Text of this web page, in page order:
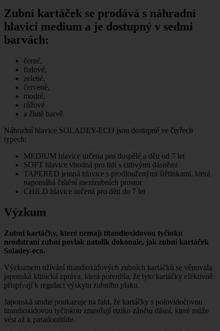
Zubní kartáček se prodává s náhradní
hlavicí medium a je dostupný v sedmi
barvách:
černé,
fialové,
zelené,
červené,
modré,
růžové
a žluté barvě.
Náhradní hlavice SOLADEY-ECO jsou dostupné ve čtyřech
typech:
MEDIUM hlavice určena pro dospělé a děti od 7 let
SOFT hlavice vhodná pro lidi s citlivými dásněmi
TAPERED jemná hlavice s prodlouženými štětinkami, která
napomáhá čištění mezizubních prostor
CHILD hlavice určená pro děti do 7 let
Výzkum
Zubní kartáčky, které nemají titandioxidovou tyčinku
neodstraní zubní povlak natolik dokonale, jak zubní kartáček
Soladey-eco.
Výzkumem užívání titandioxidových zubních kartáčků se věnovala
japonská klinická zpráva, která potvrdila, že tyto kartáčky efektivně
přispívají k regulaci výskytu zubního plaku.
Japonská studie poukazuje na fakt, že kartáčky s polovidočovou
titandioxidovou tyčinkou zmenšují riziko zánětu dásní, které může
vést až k paradontitíde.